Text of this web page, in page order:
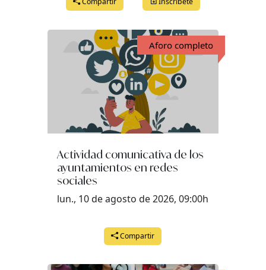
Aforo completo
Actividad comunicativa de los
ayuntamientos en redes
sociales
lun., 10 de agosto de 2026, 09:00h
Compartir